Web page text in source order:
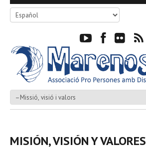
MISIÓN, VISIÓN Y VALORES